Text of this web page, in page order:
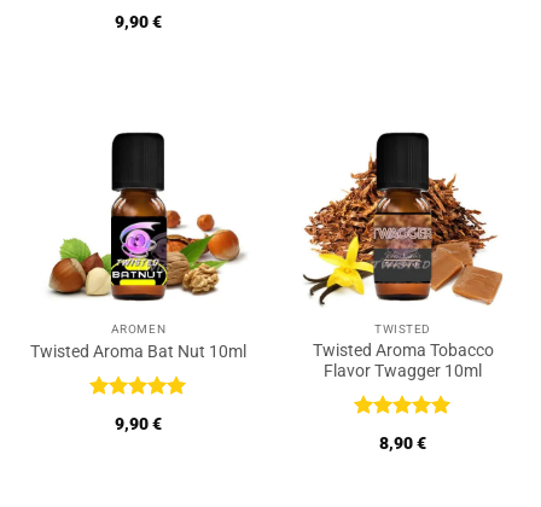
Bewertet
mit5von
9,90€
AROMEN
Twisted Aroma Bat Nut 10ml
Bewertet
mit5von
9,90€
TWISTED
Twisted Aroma Tobacco
Flavor Twagger 10ml
Bewertet
mit5von
8,90€